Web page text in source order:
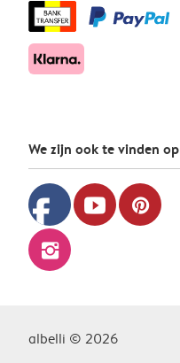
We zijn ook te vinden op
facebook youtube pinterest
instagram
albelli © 2026